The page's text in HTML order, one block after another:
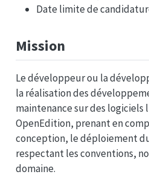
Date limite de
Mission
Le développeur ou la
la réalisation des
maintenance sur des logiciels
OpenEdition, prenant en
conception, le déploiement
respectant les conventions,
domaine.